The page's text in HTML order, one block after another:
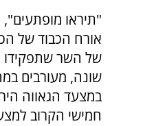
"תיראו מופתעים",
אורח הכבוד של
של השר שתפקידו
שונה, מעורבים
במצעד הגאווה
חמישי הקרוב